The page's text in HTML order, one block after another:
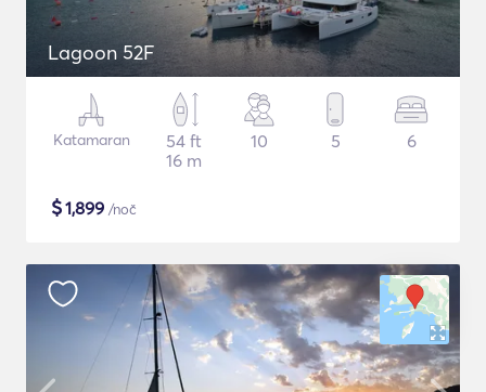
Lagoon 52F
Katamaran
54 ft
16 m
10 5 6
$1,899 /noč